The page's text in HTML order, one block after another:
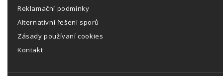
Reklamační podmínky
Alternativní řešení sporů
Zásady používaní cookies
Kontakt